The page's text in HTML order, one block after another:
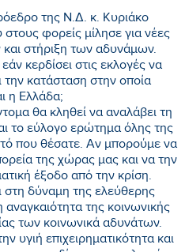
της Ν.Δ. κ. Κυριάκο
φορείς μίλησε για νέες
στήριξη των αδυνάμων.
κερδίσει στις εκλογές να
κατάσταση στην οποία
η Ελλάδα;
θα κληθεί να αναλάβει τη
το εύλογο ερώτημα όλης της
που θέσατε. Αν μπορούμε να
της χώρας μας και να την
έξοδο από την κρίση.
στη δύναμη της ελεύθερης
αναγκαιότητα της κοινωνικής
των κοινωνικά αδυνάτων.
υγιή επιχειρηματικότητα και